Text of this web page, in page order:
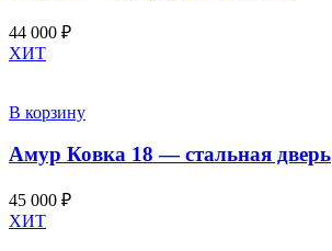
44 000 ₽
ХИТ
В корзину
Амур Ковка 18 — стальная дверь
45 000 ₽
ХИТ